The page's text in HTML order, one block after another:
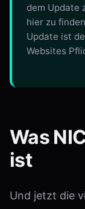
dem Update
hier zu
Update ist
Websites
Was
ist
Und jetzt die